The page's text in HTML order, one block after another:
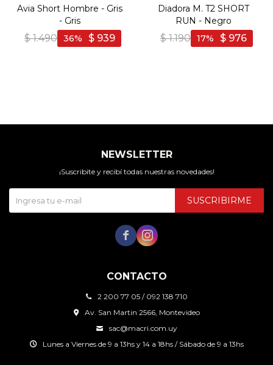
Avia Short Hombre - Gris
- Gris
$ 1.490 $ 939
36
Diadora M. T2 SHORT
RUN - Negro
$ 1.190 $ 976
17
CONTACTO
2 200 77 05 / 092 138 710
Av. San Martin 2566, Montevideo
sac@macri.com.uy
Lunes a Viernes de 9 a 13hs y 14 a 18hs / Sábado de 9 a 13hs
NEWSLETTER
¡Suscribite y recibí todas nuestras novedades!
SUSCRIBIRME
 